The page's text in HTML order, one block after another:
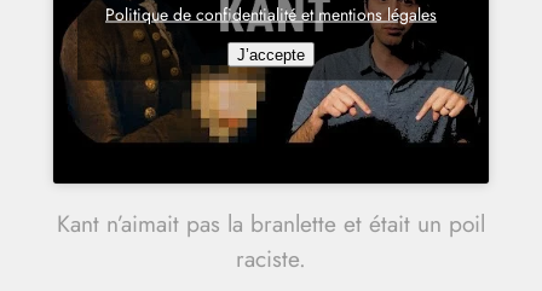
Politique de confidentialité et mentions légales
J’accepte
Kant n’aimait pas la branlette et était un poil
raciste.